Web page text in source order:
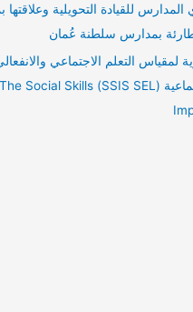
للقيادة التحويلية وعلاقتها
بمدارس سلطنة عُمان
لمقياس التعلم الاجتماعي
تطوير المهارات الاجتماعية (SSIS SEL) The Social Skills